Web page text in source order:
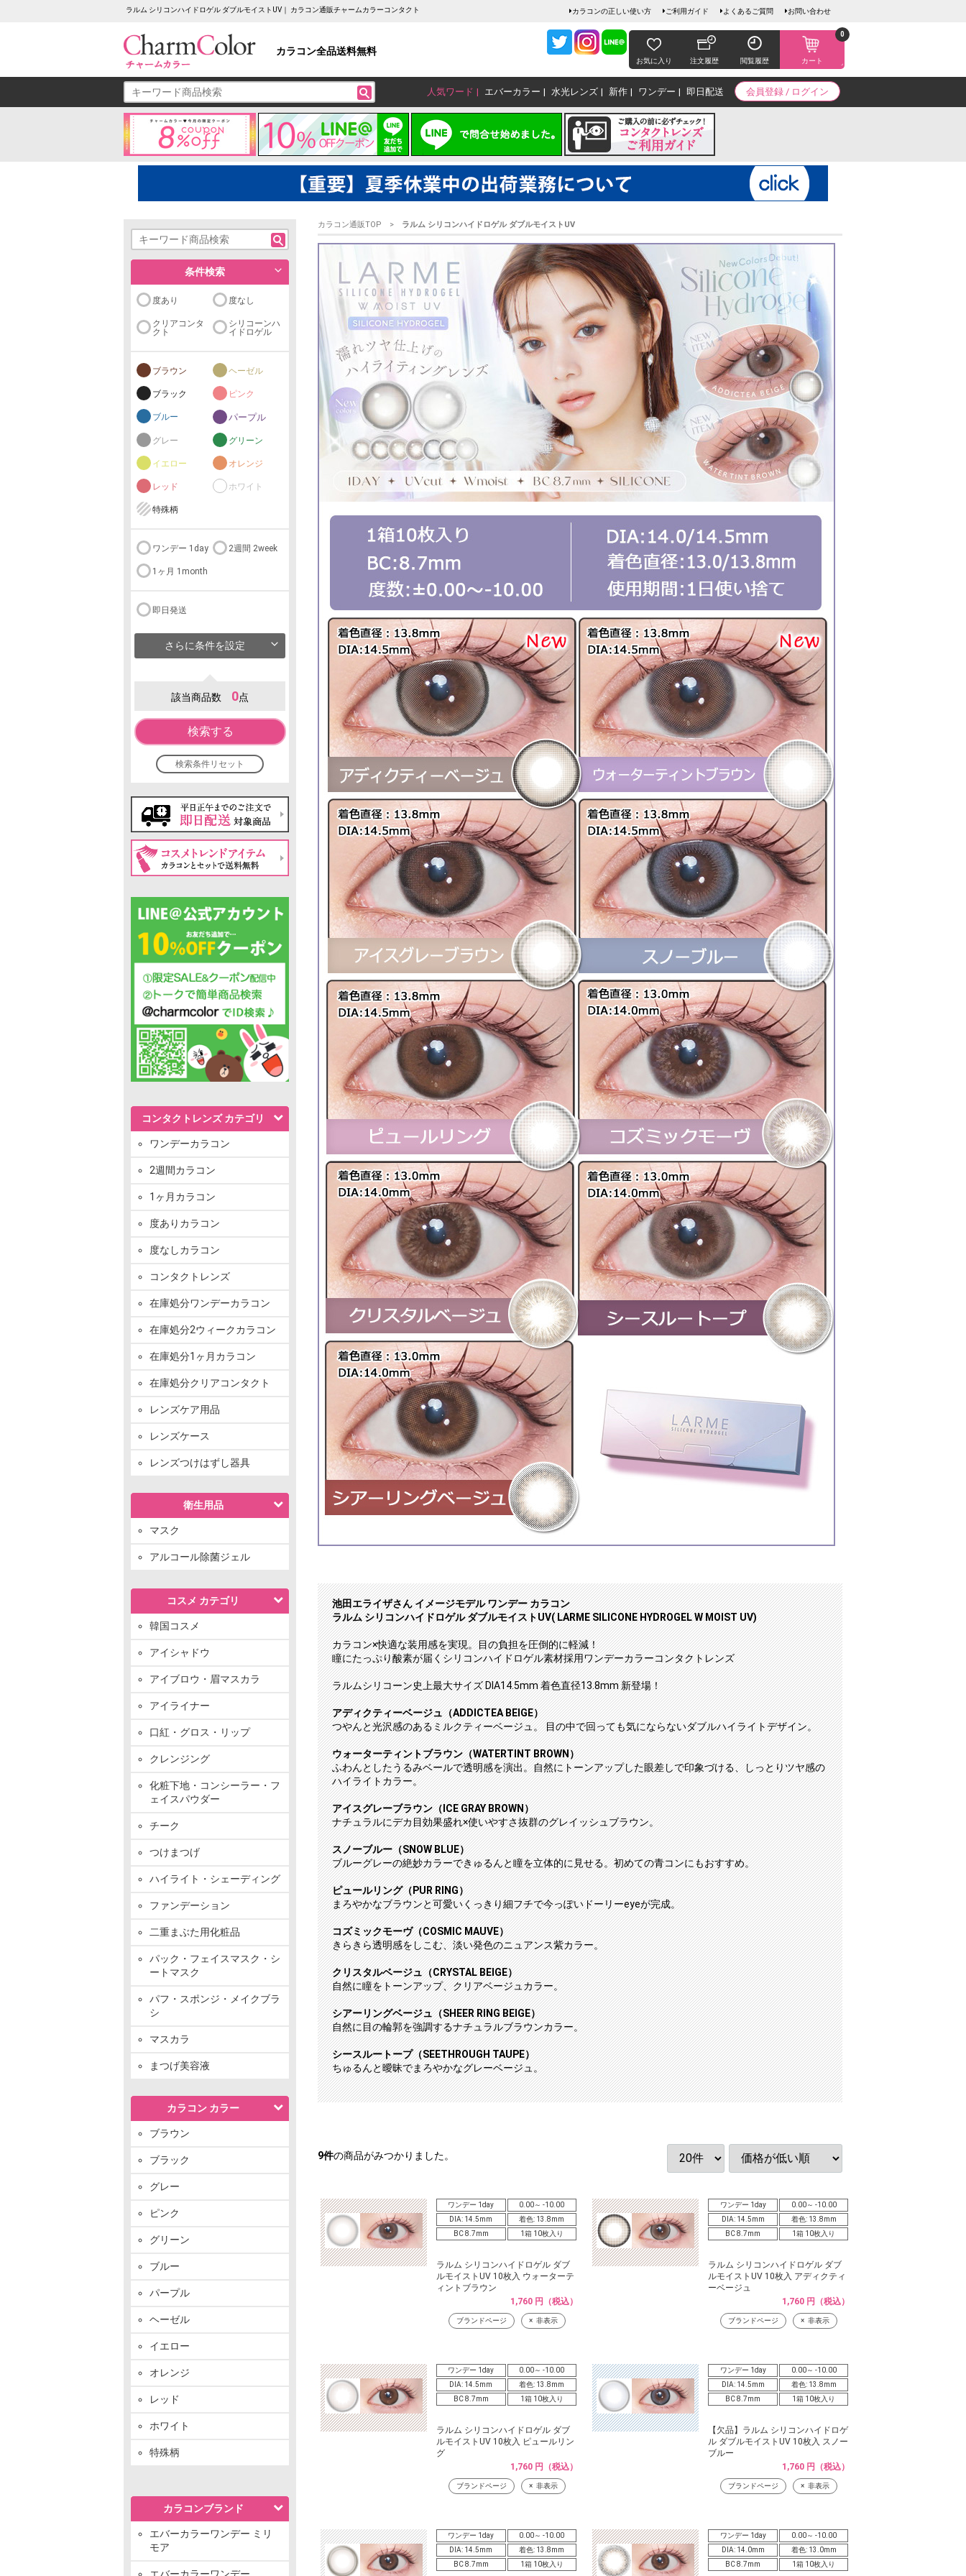
ラルム シリコンハイドロゲル ダブルモイストUV｜ カラコン通販チャームカラーコンタクト カラコンの正しい使い方 ご利用ガイド よくあるご質問 お問い合わせ
カラコン全品送料無料
お気に入り 注文履歴 閲覧履歴 カート
0
会員登録 / ログイン
人気ワード エバーカラー 水光レンズ 新作 ワンデー 即日配送
条件検索
度あり 度なし
クリアコンタ
クト
シリコーンハ
イドロゲル
ブラウン ヘーゼル
ブラック ピンク
ブルー パープル
グレー グリーン
イエロー オレンジ
レッド ホワイト
特殊柄
ワンデー 1day 2週間 2week
1ヶ月 1month
即日発送
さらに条件を設定
該当商品数 0点
検索する
検索条件リセット
コンタクトレンズ カテゴリ
ワンデーカラコン
2週間カラコン
1ヶ月カラコン
度ありカラコン
度なしカラコン
コンタクトレンズ
在庫処分ワンデーカラコン
在庫処分2ウィークカラコン
在庫処分1ヶ月カラコン
在庫処分クリアコンタクト
レンズケア用品
レンズケース
レンズつけはずし器具
衛生用品
マスク
アルコール除菌ジェル
コスメ カテゴリ
韓国コスメ
アイシャドウ
アイブロウ・眉マスカラ
アイライナー
口紅・グロス・リップ
クレンジング
化粧下地・コンシーラー・フ
ェイスパウダー
チーク
つけまつげ
ハイライト・シェーディング
ファンデーション
二重まぶた用化粧品
パック・フェイスマスク・シ
ートマスク
パフ・スポンジ・メイクブラ
シ
マスカラ
まつげ美容液
カラコン カラー
ブラウン
ブラック
グレー
ピンク
グリーン
ブルー
パープル
ヘーゼル
イエロー
オレンジ
レッド
ホワイト
特殊柄
カラコンブランド
エバーカラーワンデー ミリ
モア
エバーカラーワンデー
カラコン通販TOP ラルム シリコンハイドロゲル ダブルモイストUV
池田エライザさん イメージモデル ワンデー カラコン
ラルム シリコンハイドロゲル ダブルモイストUV( LARME SILICONE HYDROGEL W MOIST UV)
カラコン×快適な装用感を実現。目の負担を圧倒的に軽減！
瞳にたっぷり酸素が届くシリコンハイドロゲル素材採用ワンデーカラーコンタクトレンズ
ラルムシリコーン史上最大サイズ DIA14.5mm 着色直径13.8mm 新登場！
アディクティーベージュ（ADDICTEA BEIGE）
つやんと光沢感のあるミルクティーベージュ。 目の中で回っても気にならないダブルハイライトデザイン。
ウォーターティントブラウン（WATERTINT BROWN）
ふわんとしたうるみベールで透明感を演出。自然にトーンアップした眼差しで印象づける、しっとりツヤ感の
ハイライトカラー。
アイスグレーブラウン（ICE GRAY BROWN）
ナチュラルにデカ目効果盛れ×使いやすさ抜群のグレイッシュブラウン。
スノーブルー（SNOW BLUE）
ブルーグレーの絶妙カラーできゅるんと瞳を立体的に見せる。初めての青コンにもおすすめ。
ピュールリング（PUR RING）
まろやかなブラウンと可愛いくっきり細フチで今っぽいドーリーeyeが完成。
コズミックモーヴ（COSMIC MAUVE）
きらきら透明感をしこむ、淡い発色のニュアンス紫カラー。
クリスタルベージュ（CRYSTAL BEIGE）
自然に瞳をトーンアップ、クリアベージュカラー。
シアーリングベージュ（SHEER RING BEIGE）
自然に目の輪郭を強調するナチュラルブラウンカラー。
シースルートープ（SEETHROUGH TAUPE）
ちゅるんと曖昧でまろやかなグレーベージュ。
9件の商品がみつかりました。
ワンデー 1day
0.00～ -10.00
DIA: 14.5mm
着色: 13.8mm
BC 8.7mm
1箱 10枚入り
ラルム シリコンハイドロゲル ダブ
ルモイストUV 10枚入 ウォーターテ
ィントブラウン
1,760 円（税込）
ブランドページ 非表示
ワンデー 1day
0.00～ -10.00
DIA: 14.5mm
着色: 13.8mm
BC 8.7mm
1箱 10枚入り
ラルム シリコンハイドロゲル ダブ
ルモイストUV 10枚入 アディクティ
ーベージュ
1,760 円（税込）
ブランドページ 非表示
ワンデー 1day
0.00～ -10.00
DIA: 14.5mm
着色: 13.8mm
BC 8.7mm
1箱 10枚入り
ラルム シリコンハイドロゲル ダブ
ルモイストUV 10枚入 ピュールリン
グ
1,760 円（税込）
ブランドページ 非表示
ワンデー 1day
0.00～ -10.00
DIA: 14.5mm
着色: 13.8mm
BC 8.7mm
1箱 10枚入り
【欠品】ラルム シリコンハイドロゲ
ル ダブルモイストUV 10枚入 スノー
ブルー
1,760 円（税込）
ブランドページ 非表示
ワンデー 1day
0.00～ -10.00
DIA: 14.5mm
着色: 13.8mm
BC 8.7mm
1箱 10枚入り
ワンデー 1day
0.00～ -10.00
DIA: 14.0mm
着色: 13.0mm
BC 8.7mm
1箱 10枚入り